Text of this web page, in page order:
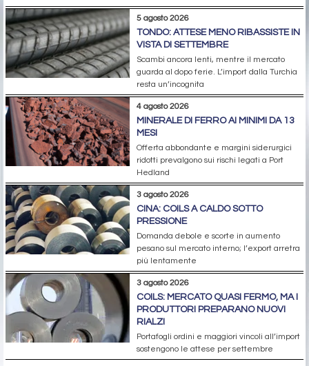
5 agosto 2026
TONDO: ATTESE MENO RIBASSISTE IN
VISTA DI SETTEMBRE
Scambi ancora lenti, mentre il mercato
guarda al dopo ferie. L’import dalla Turchia
resta un’incognita
4 agosto 2026
MINERALE DI FERRO AI MINIMI DA 13
MESI
Offerta abbondante e margini siderurgici
ridotti prevalgono sui rischi legati a Port
Hedland
3 agosto 2026
CINA: COILS A CALDO SOTTO
PRESSIONE
Domanda debole e scorte in aumento
pesano sul mercato interno; l’export arretra
più lentamente
3 agosto 2026
COILS: MERCATO QUASI FERMO, MA I
PRODUTTORI PREPARANO NUOVI
RIALZI
Portafogli ordini e maggiori vincoli all’import
sostengono le attese per settembre